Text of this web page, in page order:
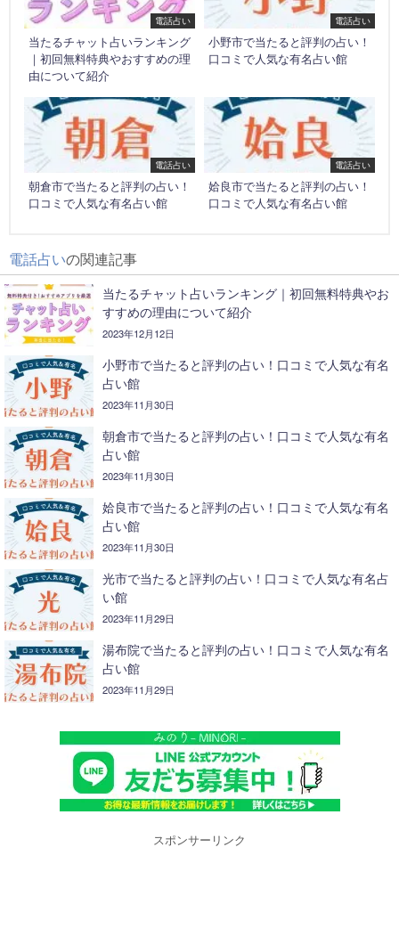
電話占い
当たるチャット占いランキング
｜初回無料特典やおすすめの理
由について紹介
電話占い
小野市で当たると評判の占い！
口コミで人気な有名占い館
電話占い
朝倉市で当たると評判の占い！
口コミで人気な有名占い館
電話占い
姶良市で当たると評判の占い！
口コミで人気な有名占い館
電話占いの関連記事
当たるチャット占いランキング｜初回無料特典やお
すすめの理由について紹介
2023年12月12日
小野市で当たると評判の占い！口コミで人気な有名
占い館
2023年11月30日
朝倉市で当たると評判の占い！口コミで人気な有名
占い館
2023年11月30日
姶良市で当たると評判の占い！口コミで人気な有名
占い館
2023年11月30日
光市で当たると評判の占い！口コミで人気な有名占
い館
2023年11月29日
湯布院で当たると評判の占い！口コミで人気な有名
占い館
2023年11月29日
スポンサーリンク